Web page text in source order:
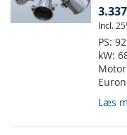
Incl.
PS: 92
kW:
Læs